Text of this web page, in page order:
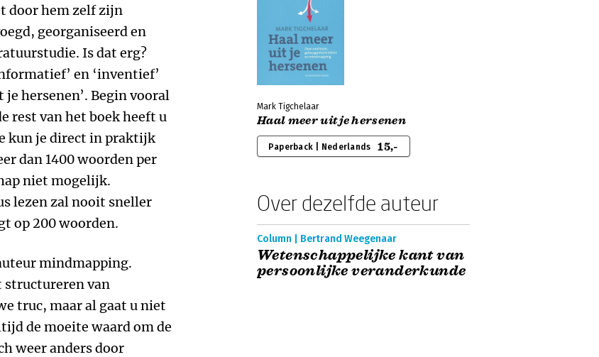
door hem zelf zijn
georganiseerd en
Is dat erg?
en ‘inventief’
hersenen’. Begin vooral
rest van het boek heeft u
kun je direct in praktijk
dan 1400 woorden per
niet mogelijk.
lezen zal nooit sneller
op 200 woorden.
mindmapping.
structureren van
truc, maar al gaat u niet
de moeite waard om de
weer anders door
Mark Tigchelaar
Haal meer uit je hersenen
Paperback | Nederlands 15,-
Over dezelfde auteur
Column | Bertrand Weegenaar
Wetenschappelijke kant van
persoonlijke veranderkunde